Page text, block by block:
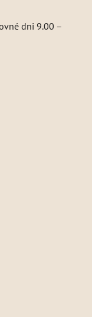
dni 9.00 –